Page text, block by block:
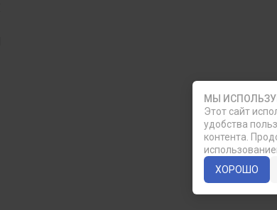
МЫ
Этот сайт
удобства
контента.
ХОРОШО